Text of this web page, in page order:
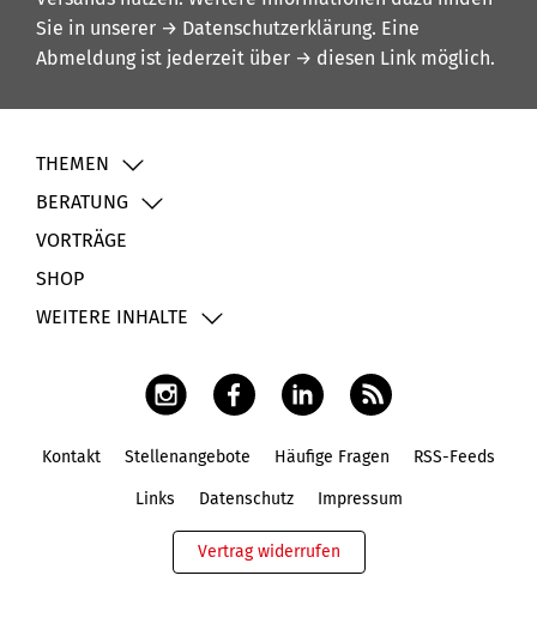
Sie in unserer → Datenschutzerklärung. Eine
Abmeldung ist jederzeit über → diesen Link möglich.
THEMEN
BERATUNG
VORTRÄGE
SHOP
WEITERE INHALTE
Kontakt Stellenangebote Häufige Fragen RSS-Feeds
Links Datenschutz Impressum
Vertrag widerrufen